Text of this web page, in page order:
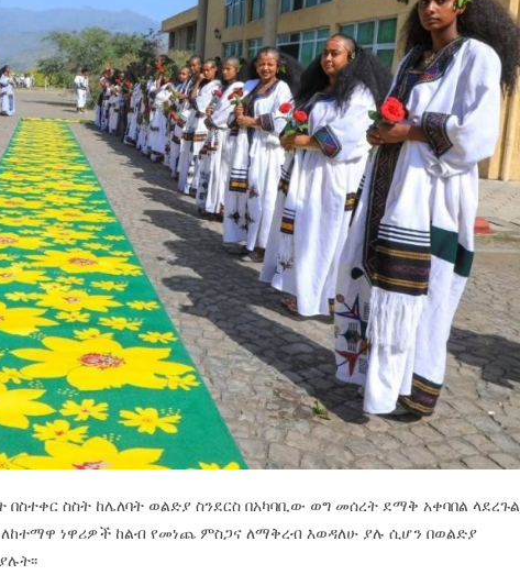
ስስት ከሌለባት ወልድያ ስንደርስ በአካባቢው ወግ መሰረት ደማቅ አቀባበል
ለከተማዋ ነዋሪዎች ከልብ የመነጨ ምስጋና ለማቅረብ እወዳለሁ ያሉ ሲሆን በወልድያ